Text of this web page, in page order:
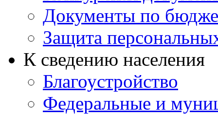
Документы по
Защита
К сведению населения
Благоустройство
Федеральные и